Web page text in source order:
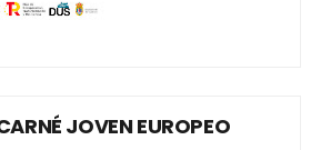
JOVEN EUROPEO